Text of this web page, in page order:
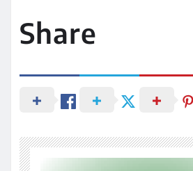
Share